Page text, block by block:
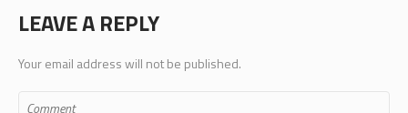
LEAVE A REPLY
Your email address will not be published.